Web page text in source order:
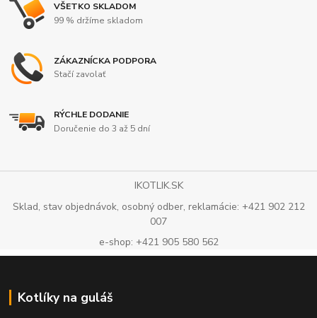
VŠETKO SKLADOM
99 % držíme skladom
ZÁKAZNÍCKA PODPORA
Stačí zavolať
RÝCHLE DODANIE
Doručenie do 3 až 5 dní
IKOTLIK.SK
Sklad, stav objednávok, osobný odber, reklamácie: +421 902 212
007
e-shop: +421 905 580 562
Kotlíky na guláš